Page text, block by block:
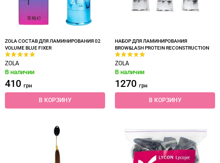
ZOLA СОСТАВ ДЛЯ ЛАМИНИРОВАНИЯ 02
VOLUME BLUE FIXER
ZOLA
В наличии
410 грн
В КОРЗИНУ
НАБОР ДЛЯ ЛАМИНИРОВАНИЯ
BROW&LASH PROTEIN RECONSTRUCTION
ZOLA
В наличии
1270 грн
В КОРЗИНУ